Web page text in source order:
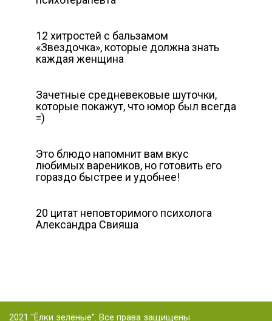
12 хитростей с бальзамом
«Звездочка», которые должна знать
каждая женщина
Зачетные средневековые шуточки,
которые покажут, что юмор был всегда
=)
Это блюдо напомнит вам вкус
любимых вареников, но готовить его
гораздо быстрее и удобнее!
20 цитат неповторимого психолога
Александра Свияша
2021 "Ёлки зелёные". Все права защищены